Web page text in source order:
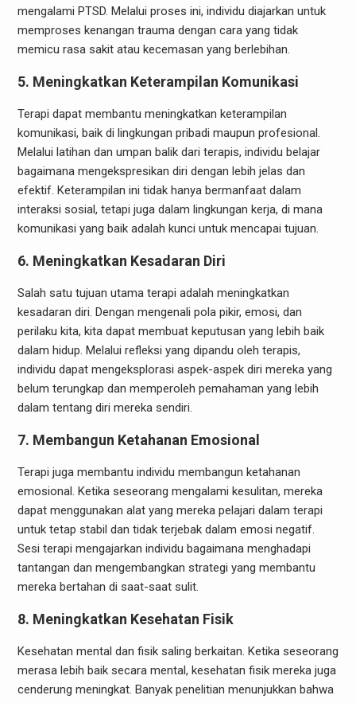
mengalami PTSD. Melalui proses ini, individu diajarkan untuk
memproses kenangan trauma dengan cara yang tidak
memicu rasa sakit atau kecemasan yang berlebihan.
5. Meningkatkan Keterampilan Komunikasi
Terapi dapat membantu meningkatkan keterampilan
komunikasi, baik di lingkungan pribadi maupun profesional.
Melalui latihan dan umpan balik dari terapis, individu belajar
bagaimana mengekspresikan diri dengan lebih jelas dan
efektif. Keterampilan ini tidak hanya bermanfaat dalam
interaksi sosial, tetapi juga dalam lingkungan kerja, di mana
komunikasi yang baik adalah kunci untuk mencapai tujuan.
6. Meningkatkan Kesadaran Diri
Salah satu tujuan utama terapi adalah meningkatkan
kesadaran diri. Dengan mengenali pola pikir, emosi, dan
perilaku kita, kita dapat membuat keputusan yang lebih baik
dalam hidup. Melalui refleksi yang dipandu oleh terapis,
individu dapat mengeksplorasi aspek-aspek diri mereka yang
belum terungkap dan memperoleh pemahaman yang lebih
dalam tentang diri mereka sendiri.
7. Membangun Ketahanan Emosional
Terapi juga membantu individu membangun ketahanan
emosional. Ketika seseorang mengalami kesulitan, mereka
dapat menggunakan alat yang mereka pelajari dalam terapi
untuk tetap stabil dan tidak terjebak dalam emosi negatif.
Sesi terapi mengajarkan individu bagaimana menghadapi
tantangan dan mengembangkan strategi yang membantu
mereka bertahan di saat-saat sulit.
8. Meningkatkan Kesehatan Fisik
Kesehatan mental dan fisik saling berkaitan. Ketika seseorang
merasa lebih baik secara mental, kesehatan fisik mereka juga
cenderung meningkat. Banyak penelitian menunjukkan bahwa